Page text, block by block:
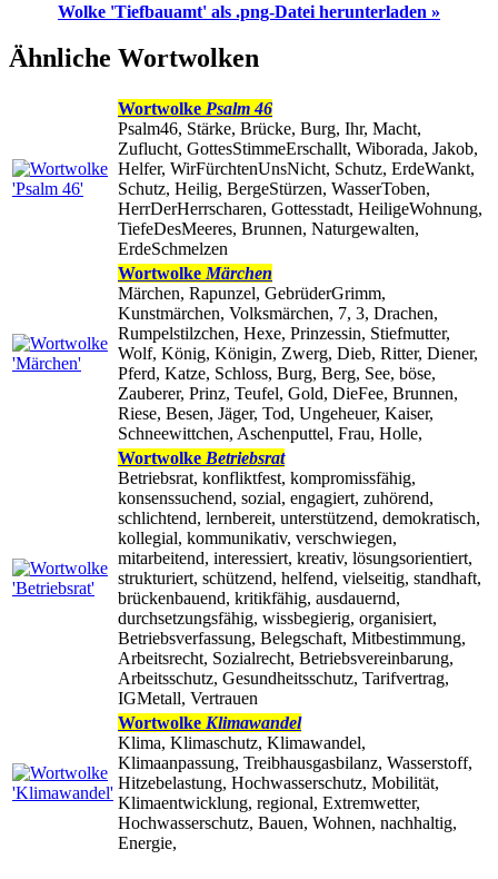
Wolke 'Tiefbauamt' als .png-Datei herunterladen »
Ähnliche Wortwolken
Wortwolke Psalm 46
Psalm46, Stärke, Brücke, Burg, Ihr, Macht,
Zuflucht, GottesStimmeErschallt, Wiborada, Jakob,
Helfer, WirFürchtenUnsNicht, Schutz, ErdeWankt,
Schutz, Heilig, BergeStürzen, WasserToben,
HerrDerHerrscharen, Gottesstadt, HeiligeWohnung,
TiefeDesMeeres, Brunnen, Naturgewalten,
ErdeSchmelzen
Wortwolke Märchen
Märchen, Rapunzel, GebrüderGrimm,
Kunstmärchen, Volksmärchen, 7, 3, Drachen,
Rumpelstilzchen, Hexe, Prinzessin, Stiefmutter,
Wolf, König, Königin, Zwerg, Dieb, Ritter, Diener,
Pferd, Katze, Schloss, Burg, Berg, See, böse,
Zauberer, Prinz, Teufel, Gold, DieFee, Brunnen,
Riese, Besen, Jäger, Tod, Ungeheuer, Kaiser,
Schneewittchen, Aschenputtel, Frau, Holle,
Wortwolke Betriebsrat
Betriebsrat, konfliktfest, kompromissfähig,
konsenssuchend, sozial, engagiert, zuhörend,
schlichtend, lernbereit, unterstützend, demokratisch,
kollegial, kommunikativ, verschwiegen,
mitarbeitend, interessiert, kreativ, lösungsorientiert,
strukturiert, schützend, helfend, vielseitig, standhaft,
brückenbauend, kritikfähig, ausdauernd,
durchsetzungsfähig, wissbegierig, organisiert,
Betriebsverfassung, Belegschaft, Mitbestimmung,
Arbeitsrecht, Sozialrecht, Betriebsvereinbarung,
Arbeitsschutz, Gesundheitsschutz, Tarifvertrag,
IGMetall, Vertrauen
Wortwolke Klimawandel
Klima, Klimaschutz, Klimawandel,
Klimaanpassung, Treibhausgasbilanz, Wasserstoff,
Hitzebelastung, Hochwasserschutz, Mobilität,
Klimaentwicklung, regional, Extremwetter,
Hochwasserschutz, Bauen, Wohnen, nachhaltig,
Energie,